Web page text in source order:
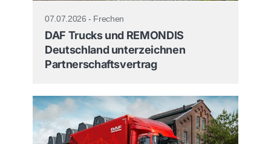
07.07.2026 - Frechen
DAF Trucks und REMONDIS
Deutschland unterzeichnen
Partnerschaftsvertrag